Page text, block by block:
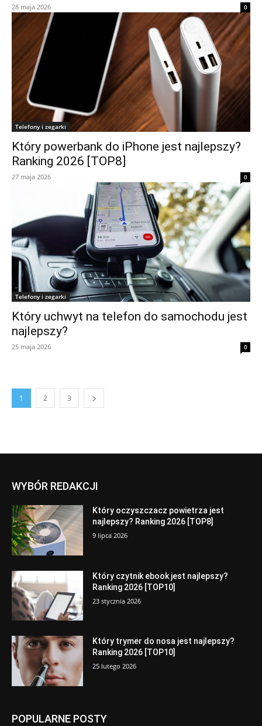
28 maja 2026 0
Telefony i zegarki
Który powerbank do iPhone jest najlepszy?
Ranking 2026 [TOP8]
27 maja 2026 0
Telefony i zegarki
Który uchwyt na telefon do samochodu jest
najlepszy?
25 maja 2026 0
1 2 3
WYBÓR REDAKCJI
Który oczyszczacz powietrza jest
najlepszy? Ranking 2026 [TOP8]
9 lipca 2026
Który czytnik ebook jest najlepszy?
Ranking 2026 [TOP10]
23 stycznia 2026
Który trymer do nosa jest najlepszy?
Ranking 2026 [TOP10]
25 lutego 2026
POPULARNE POSTY